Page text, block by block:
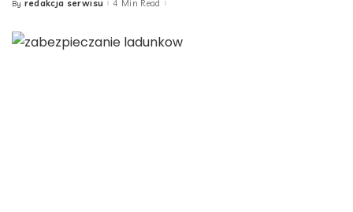
Posted
By redakcja serwisu 4 Min Read